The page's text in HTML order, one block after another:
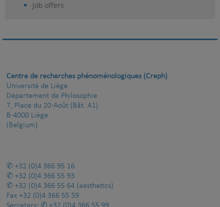
Job offers
Centre de recherches phénoménologiques (Creph)
Université de Liège
Département de Philosophie
7, Place du 20-Août (Bât. A1)
B-4000 Liège
(Belgium)
+32 (0)4 366 95 16
+32 (0)4 366 55 93
+32 (0)4 366 55 64 (aesthetics)
Fax +32 (0)4 366 55 59